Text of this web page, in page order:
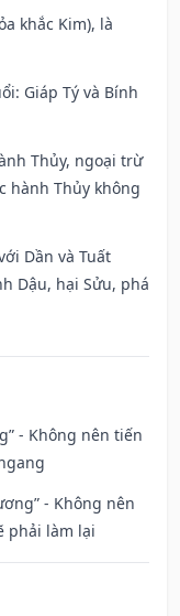
khắc Kim), là
Giáp Tý và Bính
Thủy, ngoại trừ
hành Thủy không
Dần và Tuất
Dậu, hại Sửu, phá
- Không nên tiến
- Không nên
phải làm lại